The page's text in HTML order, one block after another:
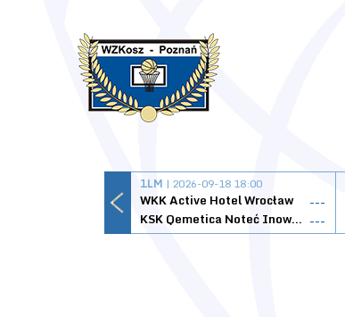
1LM | 2026-09-18 18:00
WKK Active Hotel Wrocław
---
KSK Qemetica Noteć Inowrocław ---